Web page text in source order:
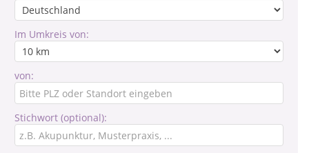
Im Umkreis von:
von:
Stichwort (optional):